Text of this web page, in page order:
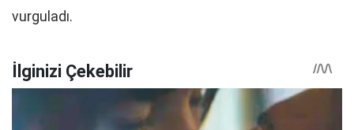
vurguladı.